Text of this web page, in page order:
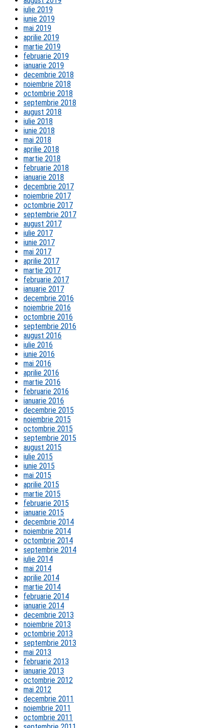
iulie 2019
iunie 2019
mai 2019
aprilie 2019
martie 2019
februarie 2019
ianuarie 2019
decembrie 2018
noiembrie 2018
octombrie 2018
septembrie 2018
august 2018
iulie 2018
iunie 2018
mai 2018
aprilie 2018
martie 2018
februarie 2018
ianuarie 2018
decembrie 2017
noiembrie 2017
octombrie 2017
septembrie 2017
august 2017
iulie 2017
iunie 2017
mai 2017
aprilie 2017
martie 2017
februarie 2017
ianuarie 2017
decembrie 2016
noiembrie 2016
octombrie 2016
septembrie 2016
august 2016
iulie 2016
iunie 2016
mai 2016
aprilie 2016
martie 2016
februarie 2016
ianuarie 2016
decembrie 2015
noiembrie 2015
octombrie 2015
septembrie 2015
august 2015
iulie 2015
iunie 2015
mai 2015
aprilie 2015
martie 2015
februarie 2015
ianuarie 2015
decembrie 2014
noiembrie 2014
octombrie 2014
septembrie 2014
iulie 2014
mai 2014
aprilie 2014
martie 2014
februarie 2014
ianuarie 2014
decembrie 2013
noiembrie 2013
octombrie 2013
septembrie 2013
mai 2013
februarie 2013
ianuarie 2013
octombrie 2012
mai 2012
decembrie 2011
noiembrie 2011
octombrie 2011